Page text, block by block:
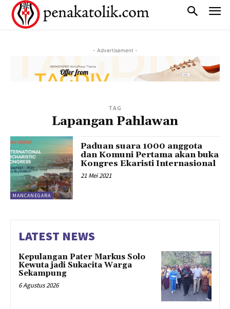
- Advertisement -
TAG
Lapangan Pahlawan
MANCANEGARA
Paduan suara 1000 anggota
dan Komuni Pertama akan buka
Kongres Ekaristi Internasional
21 Mei 2021
LATEST NEWS
Kepulangan Pater Markus Solo
Kewuta jadi Sukacita Warga
Sekampung
6 Agustus 2026